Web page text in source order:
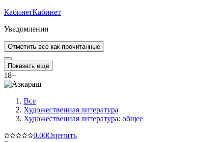
КабинетКабинет
Уведомления
Отметить все как прочитанные
Показать ещё
18+
Все
Художественная литература
Художественная литература: общее
0.00Оценить